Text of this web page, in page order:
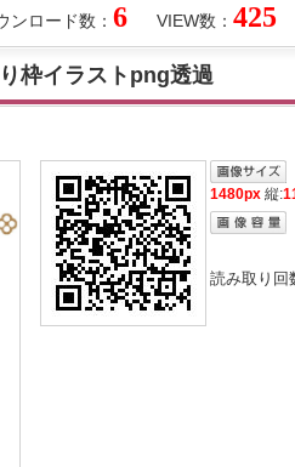
VIEW数： 425
ンロード数： 6
枠イラストpng透過
1480px 縦:
読み取り回